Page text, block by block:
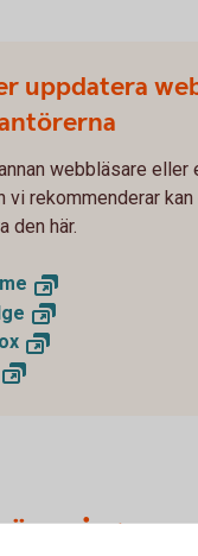
uppdatera
webbläsare eller
vi rekommenderar kan
den här.
jag en